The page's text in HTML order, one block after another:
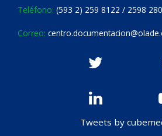
Teléfono: (593 2) 259 8122 / 2598 280
Correo:
Tweets by